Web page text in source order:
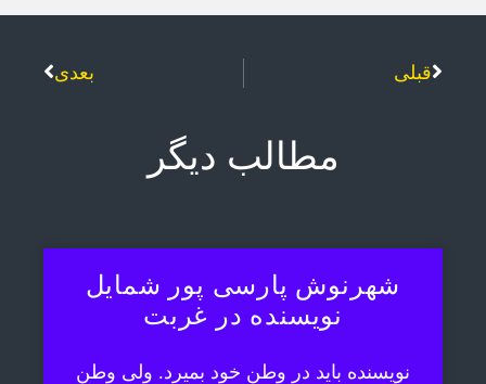
قبلی بعدی
مطالب دیگر
شهرنوش پارسی پور شمایل
نویسنده در غربت
نویسنده باید در وطن خود بمیرد. ولی وطن